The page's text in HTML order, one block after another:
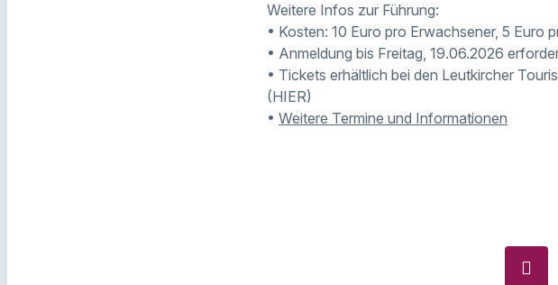
Weitere Infos zur Führung:
• Kosten: 10 Euro pro Erwachsener, 5 Euro
• Anmeldung bis Freitag, 19.06.2026
• Tickets erhältlich bei den Leutkircher
(HIER)
• Weitere Termine und Informationen